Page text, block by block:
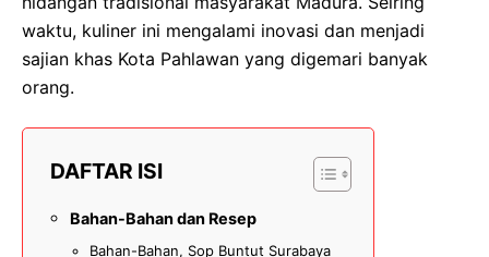
waktu, kuliner ini mengalami inovasi dan menjadi
sajian khas Kota Pahlawan yang digemari banyak
orang.
DAFTAR ISI
Bahan-Bahan dan Resep
Bahan-Bahan, Sop Buntut Surabaya